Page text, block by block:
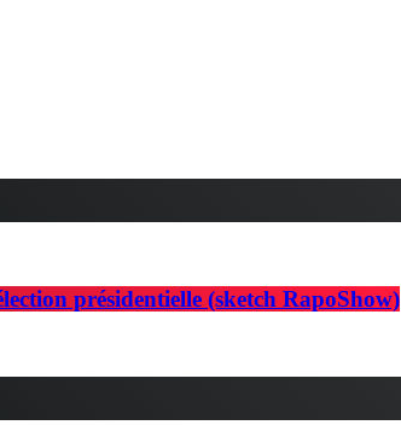
présidentielle (sketch RapoShow)